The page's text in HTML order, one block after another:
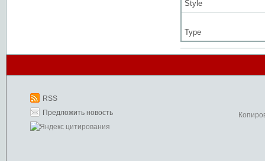
Style
Type
RSS
Предложить новость